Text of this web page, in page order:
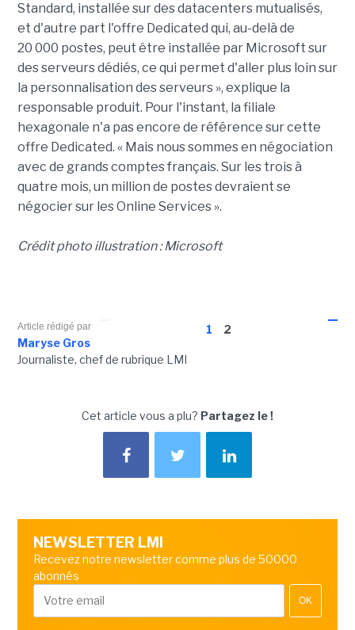
Standard, installée sur des datacenters mutualisés,
et d'autre part l'offre Dedicated qui, au-delà de
20 000 postes, peut être installée par Microsoft sur
des serveurs dédiés, ce qui permet d'aller plus loin sur
la personnalisation des serveurs », explique la
responsable produit. Pour l'instant, la filiale
hexagonale n'a pas encore de référence sur cette
offre Dedicated. « Mais nous sommes en négociation
avec de grands comptes français. Sur les trois à
quatre mois, un million de postes devraient se
négocier sur les Online Services ».
Crédit photo illustration : Microsoft
1 2
Article rédigé par
Maryse Gros
Journaliste, chef de rubrique LMI
Cet article vous a plu? Partagez le !
NEWSLETTER LMI
Recevez notre newsletter comme plus de 50000
abonnés
OK